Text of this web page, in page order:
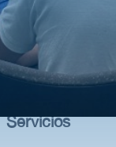
Servicios